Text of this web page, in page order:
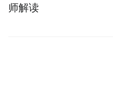
师解读